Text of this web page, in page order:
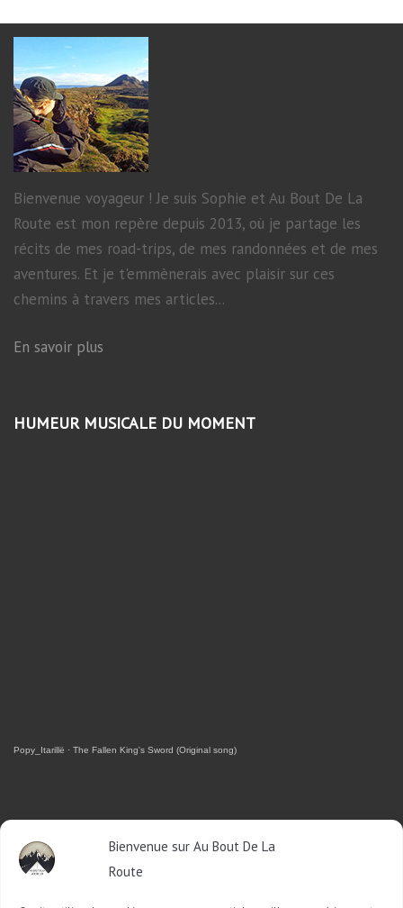
Bienvenue sur Au Bout De La
Route
Bienvenue voyageur ! Je suis Sophie et Au Bout De La
Route est mon repère depuis 2013, où je partage les
récits de mes road-trips, de mes randonnées et de mes
aventures. Et je t'emmènerais avec plaisir sur ces
chemins à travers mes articles...
En savoir plus
HUMEUR MUSICALE DU MOMENT
Popy_Itarillë · The Fallen King's Sword (Original song)
RETROUVEZ-MOI SUR FACEBOOK
OU SUR TWITTER